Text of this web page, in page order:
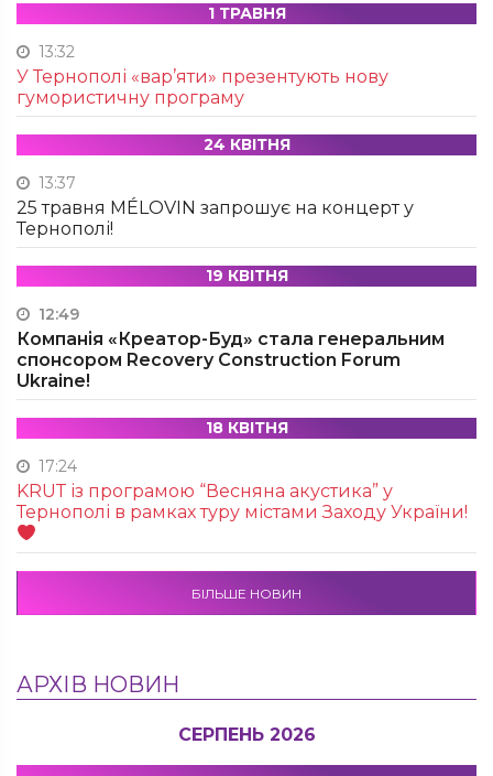
1 ТРАВНЯ
13:32
У Тернополі «вар’яти» презентують нову
гумористичну програму
24 КВІТНЯ
13:37
25 травня MÉLOVIN запрошує на концерт у
Тернополі!
19 КВІТНЯ
12:49
Компанія «Креатор-Буд» стала генеральним
спонсором Recovery Construction Forum
Ukraine!
18 КВІТНЯ
17:24
KRUТ із програмою “Весняна акустика” у
Тернополі в рамках туру містами Заходу України!
БІЛЬШЕ НОВИН
АРХІВ НОВИН
СЕРПЕНЬ 2026